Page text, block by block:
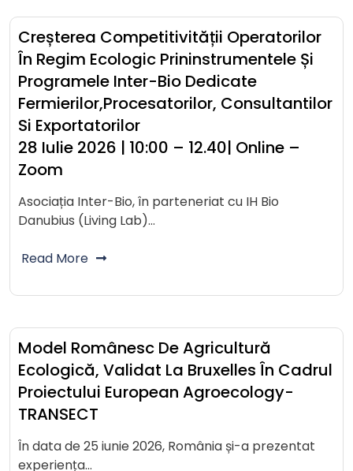
Creșterea Competitivității Operatorilor
În Regim Ecologic Prininstrumentele Și
Programele Inter-Bio Dedicate
Fermierilor,procesatorilor, Consultantilor
Si Exportatorilor
28 Iulie 2026 | 10:00 – 12.40| Online –
Zoom
Asociația Inter-Bio, în parteneriat cu IH Bio
Danubius (Living Lab)…
Read More
Model Românesc De Agricultură
Ecologică, Validat La Bruxelles În Cadrul
Proiectului European Agroecology-
TRANSECT
În data de 25 iunie 2026, România și-a prezentat
experiența…